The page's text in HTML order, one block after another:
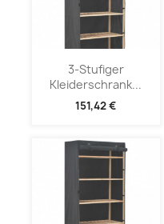
3-Stufiger
Kleiderschrank...
151,42 €